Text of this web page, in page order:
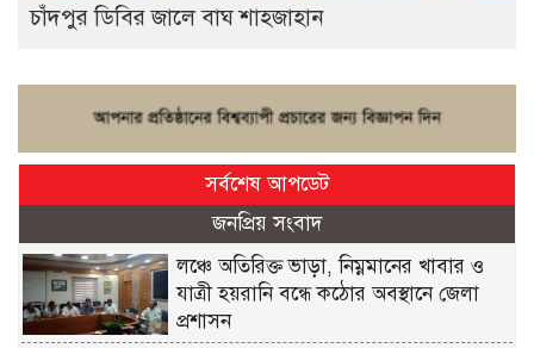
চাঁদপুর ডিবির জালে বাঘ শাহজাহান
সর্বশেষ আপডেট
জনপ্রিয় সংবাদ
লঞ্চে অতিরিক্ত ভাড়া, নিম্নমানের খাবার ও
যাত্রী হয়রানি বন্ধে কঠোর অবস্থানে জেলা
প্রশাসন